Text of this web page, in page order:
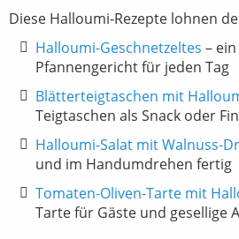
Diese Halloumi-Rezepte lohnen
Halloumi-Geschnetzeltes –
Pfannengericht für jeden Tag
Blätterteigtaschen mit
Teigtaschen als Snack oder
Halloumi-Salat mit Walnuss-
und im Handumdrehen fertig
Tomaten-Oliven-Tarte mit
Tarte für Gäste und gesellige